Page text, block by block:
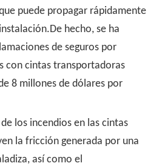
puede propagar rápidamente
hecho, se ha
de seguros por
con cintas transportadoras
8 millones de dólares por
los incendios en las cintas
la fricción generada por una
así como el